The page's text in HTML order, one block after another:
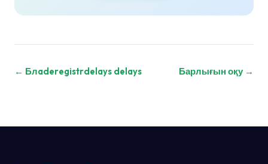
← Блaderegistrdelays delays Барлығын оқу →